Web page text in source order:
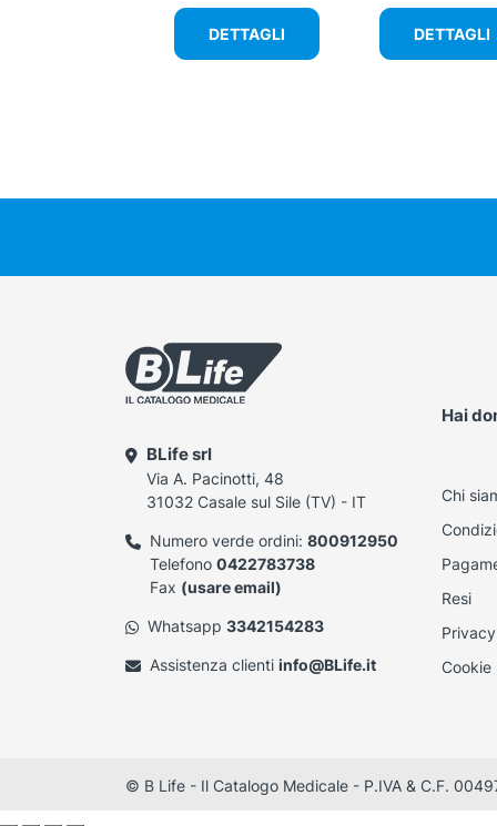
DETTAGLI DETTAGLI
BLife srl
Via A. Pacinotti, 48
31032 Casale sul Sile (TV) - IT
Numero verde ordini: 800912950
Telefono 0422783738
Fax (usare email)
Whatsapp 3342154283
Assistenza clienti info@BLife.it
Hai
Chi
Resi
Cookie
© B Life - Il Catalogo Medicale - P.IVA & C.F.